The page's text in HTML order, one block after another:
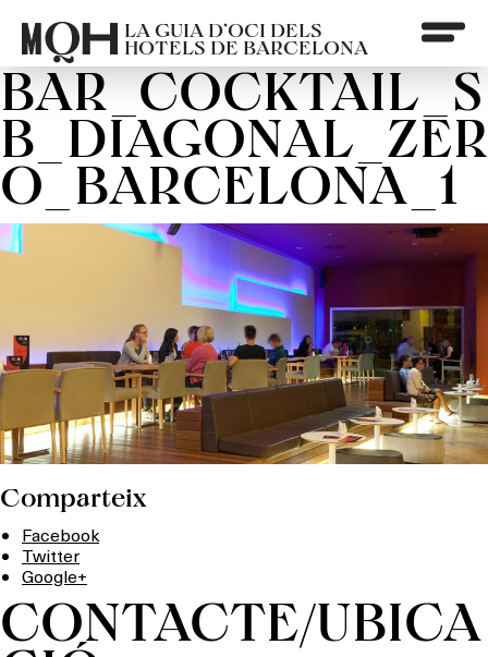
LA GUIA D’OCI DELS
HOTELS DE BARCELONA
BAR_COCKTAIL_S
B_DIAGONAL_ZER
O_BARCELONA_1
Comparteix
Facebook
Twitter
Google+
CONTACTE/UBICA